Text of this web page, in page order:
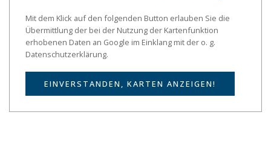
Mit dem Klick auf den folgenden Button erlauben Sie die
Übermittlung der bei der Nutzung der Kartenfunktion
erhobenen Daten an Google im Einklang mit der o. g.
Datenschutzerklärung.
EINVERSTANDEN, KARTEN ANZEIGEN!